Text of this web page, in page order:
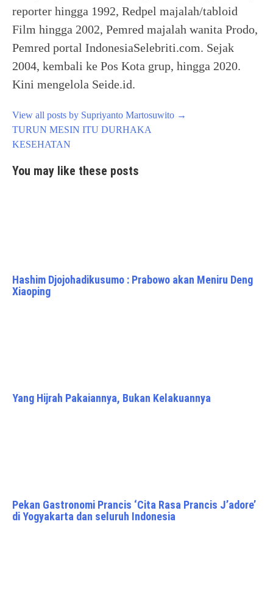
reporter hingga 1992, Redpel majalah/tabloid
Film hingga 2002, Pemred majalah wanita Prodo,
Pemred portal IndonesiaSelebriti.com. Sejak
2004, kembali ke Pos Kota grup, hingga 2020.
Kini mengelola Seide.id.
View all posts by Supriyanto Martosuwito →
Post
navigation
TURUN MESIN ITU DURHAKA
KESEHATAN
You may like these posts
Hashim Djojohadikusumo : Prabowo akan Meniru Deng
Xiaoping
Yang Hijrah Pakaiannya, Bukan Kelakuannya
Pekan Gastronomi Prancis ‘Cita Rasa Prancis J’adore’
di Yogyakarta dan seluruh Indonesia